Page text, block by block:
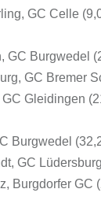
GC Celle
GC Burgwedel
GC Bremer
Gleidingen
Burgwedel
GC
Burgdorfer GC